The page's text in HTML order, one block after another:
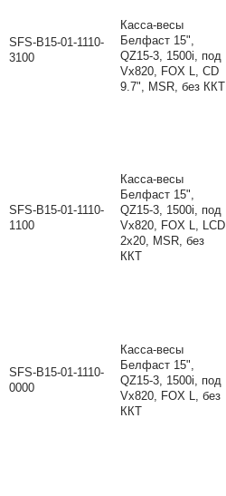
SFS-B15-01-1110-
3100
Касса-весы
Белфаст 15",
QZ15-3, 1500i, под
Vx820, FOX L, CD
9.7", MSR, без ККТ
SFS-B15-01-1110-
1100
Касса-весы
Белфаст 15",
QZ15-3, 1500i, под
Vx820, FOX L, LCD
2x20, MSR, без
ККТ
SFS-B15-01-1110-
0000
Касса-весы
Белфаст 15",
QZ15-3, 1500i, под
Vx820, FOX L, без
ККТ